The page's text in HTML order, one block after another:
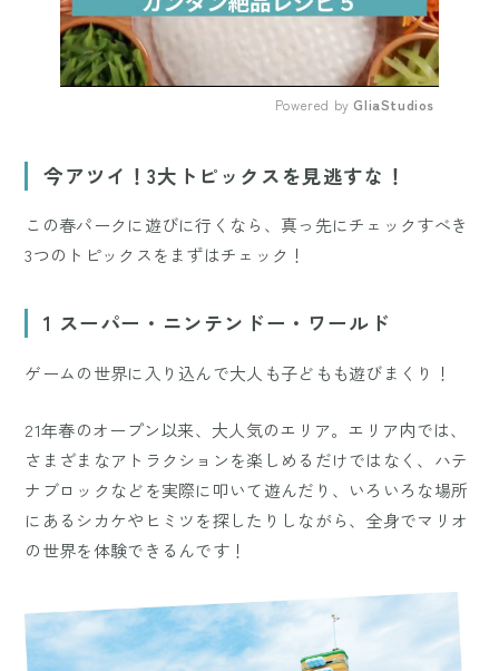
Powered by GliaStudios
今アツイ！3大トピックスを見逃すな！
この春パークに遊びに行くなら、真っ先にチェックすべき
3つのトピックスをまずはチェック！
1 スーパー・ニンテンドー・ワールド
ゲームの世界に入り込んで大人も子どもも遊びまくり！
21年春のオープン以来、大人気のエリア。エリア内では、
さまざまなアトラクションを楽しめるだけではなく、ハテ
ナブロックなどを実際に叩いて遊んだり、いろいろな場所
にあるシカケやヒミツを探したりしながら、全身でマリオ
の世界を体験できるんです！